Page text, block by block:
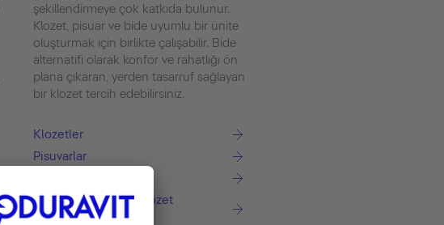
şekillendirmeye çok katkıda bulunur.
Klozet, pisuar ve bide uyumlu bir ünite
oluşturmak için birlikte çalışabilir. Bide
alternatifi olarak konfor ve rahatlığı ön
plana çıkaran, yerden tasarruf sağlayan
bir klozet tercih edebilirsiniz.
Klozetler
Pisuvarlar
SensoWash® Akıllı Klozet
Kapakları